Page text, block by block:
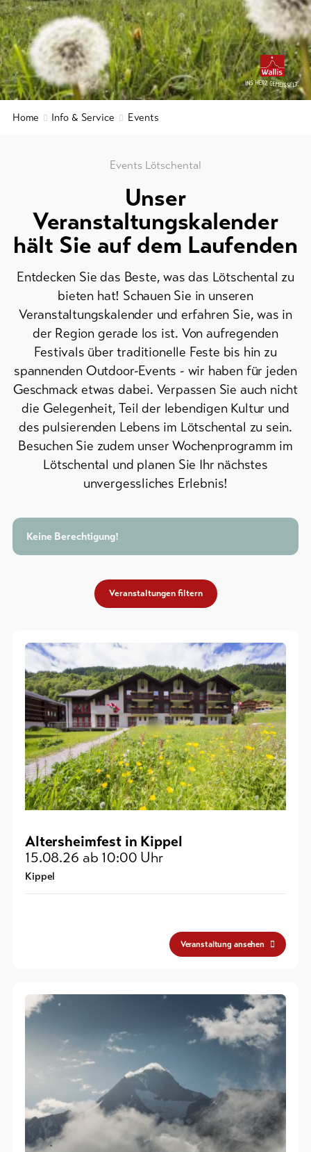
&
Service
Aktuelles
Webcams
Wetter
FR
Events
Kurtaxe
&
Gästekarte
Regionaler
Information
Lötschental
Feedback
Gewerbe
Shops
Zur
Übersicht
Skipässe
Tickets
Souvenirs
Home Info & Service Events
Events Lötschental
Unser
Veranstaltungskalender
hält Sie auf dem Laufenden
Entdecken Sie das Beste, was das Lötschental zu
bieten hat! Schauen Sie in unseren
Veranstaltungskalender und erfahren Sie, was in
der Region gerade los ist. Von aufregenden
Festivals über traditionelle Feste bis hin zu
spannenden Outdoor-Events - wir haben für jeden
Geschmack etwas dabei. Verpassen Sie auch nicht
die Gelegenheit, Teil der lebendigen Kultur und
des pulsierenden Lebens im Lötschental zu sein.
Besuchen Sie zudem unser Wochenprogramm im
Lötschental und planen Sie Ihr nächstes
unvergessliches Erlebnis!
Keine Berechtigung!
Veranstaltungen filtern
Altersheimfest in Kippel
15.08.26 ab 10:00 Uhr
Kippel
Veranstaltung ansehen